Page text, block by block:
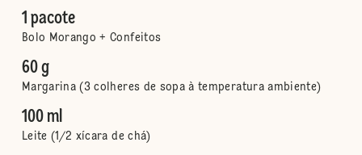
1 pacote
Bolo Morango + Confeitos
60 g
Margarina (3 colheres de sopa à temperatura ambiente)
100 ml
Leite (1/2 xícara de chá)